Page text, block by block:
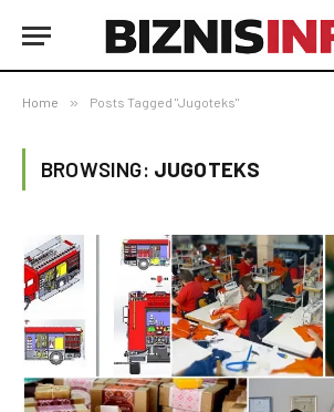
Home » Posts Tagged "Jugoteks"
BROWSING: JUGOTEKS